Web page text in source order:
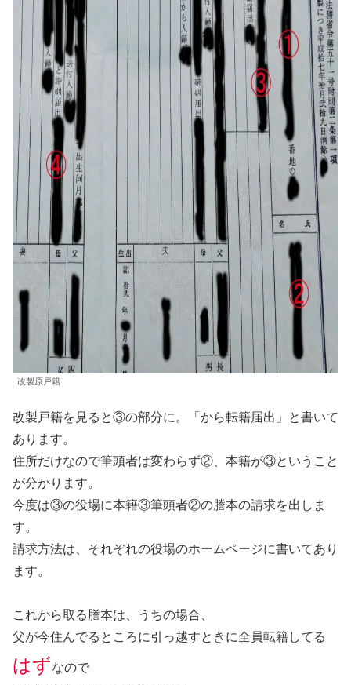
改製原戸籍
改製戸籍を見ると③の部分に。「から転籍届出」と書いて
あります。
住所だけなので筆頭者は変わらず②、本籍が③ということ
が分かります。
今度は③の役場に本籍③筆頭者②の謄本の請求を出しま
す。
請求方法は、それぞれの役場のホームページに書いてあり
ます。
これから取る謄本は、うちの場合、
父が今住んでるところに引っ越すときに全員転籍してる
はずなので